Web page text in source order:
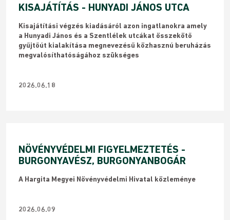
KISAJÁTÍTÁS - HUNYADI JÁNOS UTCA
Kisajátítási végzés kiadásáról azon ingatlanokra amely
a Hunyadi János és a Szentlélek utcákat összekötő
gyűjtőút kialakítása megnevezésű közhasznú beruházás
megvalósíthatóságához szükséges
2026.06.18
NÖVÉNYVÉDELMI FIGYELMEZTETÉS -
BURGONYAVÉSZ, BURGONYANBOGÁR
​A Hargita Megyei Növényvédelmi Hivatal közleménye
2026.06.09